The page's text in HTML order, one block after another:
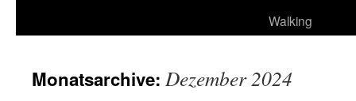
Walking
Monatsarchive: Dezember 2024